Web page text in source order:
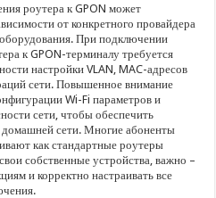
роутера к GPON может
от конкретного провайдера
При подключении
к GPON-терминалу требуется
настройки VLAN, MAC-адресов
сети. Повышенное внимание
Wi-Fi параметров и
сети, чтобы обеспечить
сети. Многие абоненты
как стандартные роутеры
собственные устройства, важно –
и корректно настраивать все